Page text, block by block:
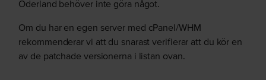
Oderland behöver inte göra något.
Om du har en egen server med cPanel/WHM
rekommenderar vi att du snarast verifierar att du kör en
av de patchade versionerna i listan ovan.